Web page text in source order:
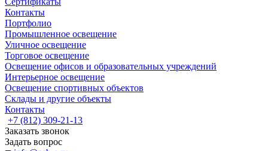
Контакты
Портфолио
Промышленное освещение
Уличное освещение
Торговое освещение
Освещение офисов и образовательных учреждений
Интерьерное освещение
Освещение спортивных объектов
Склады и другие объекты
Контакты
+7 (812) 309-21-13
Заказать звонок
Задать вопрос